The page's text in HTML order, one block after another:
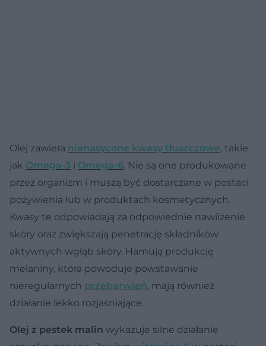
Olej zawiera nienasycone kwasy tłuszczowe, takie
jak Omega-3 i Omega-6. Nie są one produkowane
przez organizm i muszą być dostarczane w postaci
pożywienia lub w produktach kosmetycznych.
Kwasy te odpowiadają za odpowiednie nawilżenie
skóry oraz zwiększają penetrację składników
aktywnych wgłąb skóry. Hamują produkcję
melaniny, która powoduje powstawanie
nieregularnych przebarwień, mają również
działanie lekko rozjaśniające.
Olej z pestek malin wykazuje silne działanie